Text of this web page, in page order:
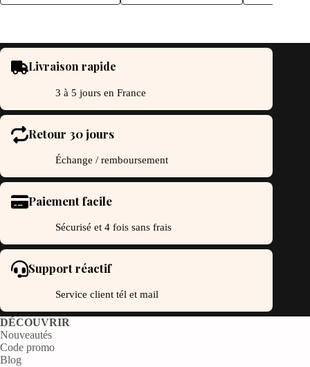
Livraison rapide
3 à 5 jours en France
Retour 30 jours
Échange / remboursement
Paiement facile
Sécurisé et 4 fois sans frais
Support réactif
Service client tél et mail
DÉCOUVRIR
Nouveautés
Code promo
Blog